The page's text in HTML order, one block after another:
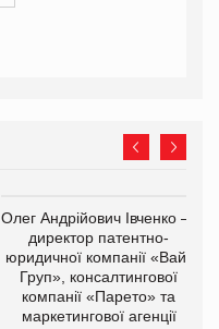
Олег Андрійович Івченко —
директор патентно-
юридичної компанії «Вайз
Груп», консалтингової
компанії «Парето» та
маркетингової агенції